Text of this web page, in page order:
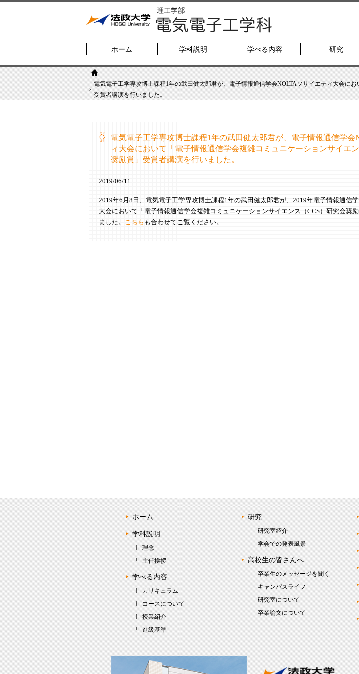
ホーム 学科説明 学べる内容 研究
電気電子工学専攻博士課程1年の武田健太郎君が、電子情報通信学会NOLTAソサイエティ大会に
受賞者講演を行いました。
電気電子工学専攻博士課程1年の武田健太郎君が、電子情報通信学会
ィ大会において「電子情報通信学会複雑コミュニケーションサイエ
奨励賞」受賞者講演を行いました。
2019/06/11
2019年6月8日、電気電子工学専攻博士課程1年の武田健太郎君が、2019年電子情報通信
大会において「電子情報通信学会複雑コミュニケーションサイエンス（CCS）研究会奨
ました。 こちら も合わせてご覧ください。
ホーム
学科説明
理念
主任挨拶
学べる内容
カリキュラム
コースについて
授業紹介
進級基準
研究
研究室紹介
学会での発表風景
高校生の皆さんへ
卒業生のメッセージを聞く
キャンパスライフ
研究室について
卒業論文について